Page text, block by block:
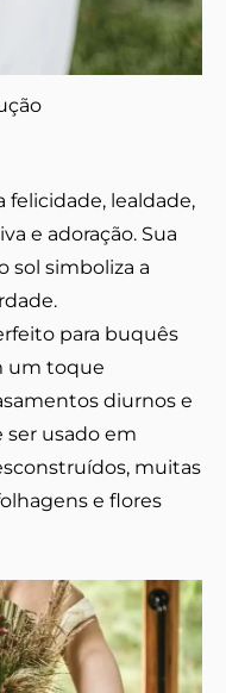
felicidade, lealdade,
e adoração. Sua
sol simboliza a
para buquês
um toque
diurnos e
ser usado em
muitas
e flores